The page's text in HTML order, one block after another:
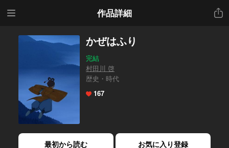
作品詳細
共有
かぜはふり
完結
村田川 啓
歴史・時代
167
最初から読む お気に入り登録